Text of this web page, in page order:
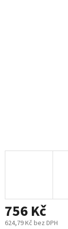
756 Kč
624,79 Kč bez DPH